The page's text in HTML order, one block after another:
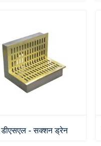
डीएसएल - सक्शन ड्रेन